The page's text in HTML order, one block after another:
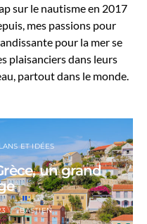
sur le nautisme en 2017
mes passions pour
pour la mer se
plaisanciers dans leurs
partout dans le monde.
ET IDÉES
un grand
BASTIEN